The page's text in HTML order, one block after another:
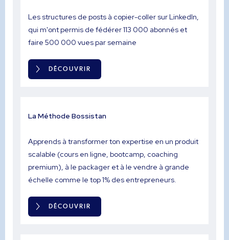
Les structures de posts à copier-coller sur LinkedIn,
qui m'ont permis de fédérer 113 000 abonnés et
faire 500 000 vues par semaine
DÉCOUVRIR
La Méthode Bossistan
Apprends à transformer ton expertise en un produit
scalable (cours en ligne, bootcamp, coaching
premium), à le packager et à le vendre à grande
échelle comme le top 1% des entrepreneurs.
DÉCOUVRIR